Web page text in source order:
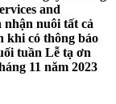
and
nuôi tất cả
khi có thông báo
tuần Lễ tạ ơn
11 năm 2023